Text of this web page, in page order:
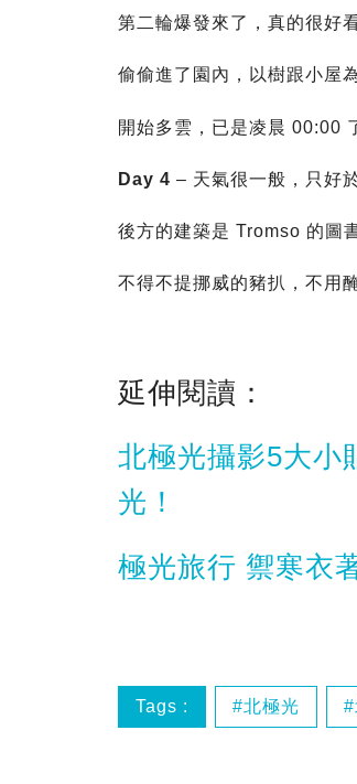
第二輪爆發來了，真的很好
偷偷進了園內，以樹跟小屋
開始多雲，已是凌晨 00:00
Day 4 – 天氣很一般，只好
後方的建築是 Tromso 的圖
不得不提挪威的豬扒，不用
延伸閱讀：
北極光攝影5大小
光！
極光旅行 禦寒衣
Tags : 北極光